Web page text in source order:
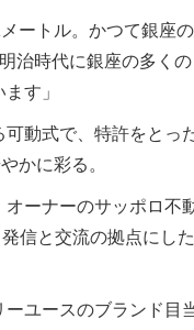
トル。かつて銀座
治時代に銀座の多く
す」
動式で、特許をとっ
かに彩る。
ーナーのサッポロ不
信と交流の拠点にし
ユースのブランド目